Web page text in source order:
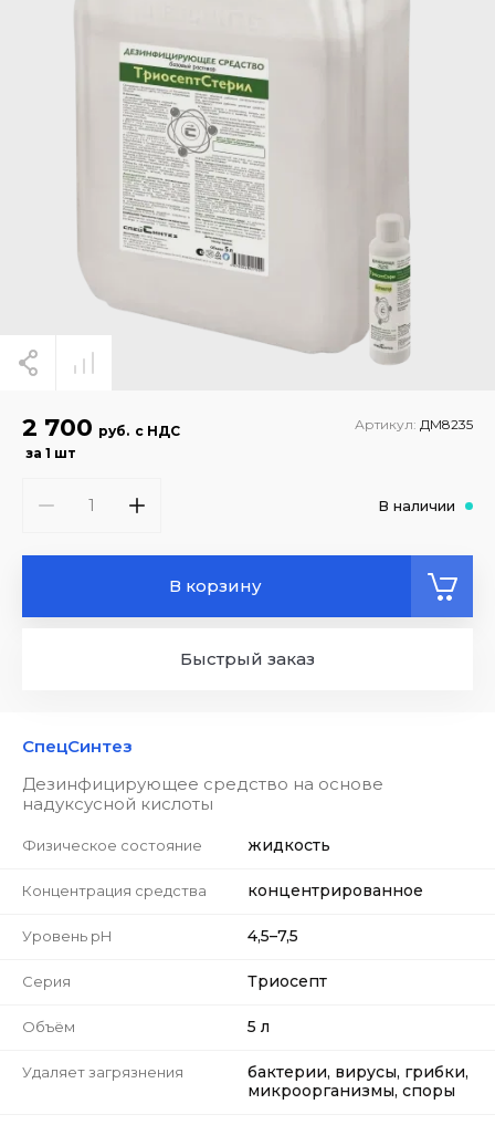
СпецСинтез
Дезинфицирующее средство на основе
надуксусной кислоты
Физическое состояние жидкость
Концентрация средства концентрированное
Уровень pH 4,5–7,5
Серия Триосепт
Объём 5 л
Удаляет загрязнения
бактерии, вирусы, грибки,
микроорганизмы, споры
2 700 руб. с НДС
за 1 шт
Артикул: ДМ8235
В наличии
В корзину
Быстрый заказ